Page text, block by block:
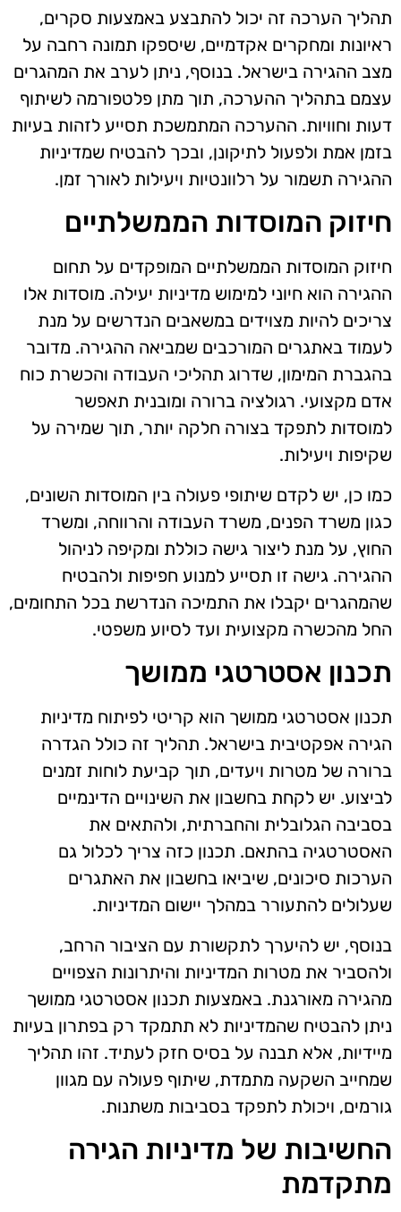
תהליך הערכה זה יכול להתבצע באמצעות סקרים,
ראיונות ומחקרים אקדמיים, שיספקו תמונה רחבה על
מצב ההגירה בישראל. בנוסף, ניתן לערב את המהגרים
עצמם בתהליך ההערכה, תוך מתן פלטפורמה לשיתוף
דעות וחוויות. ההערכה המתמשכת תסייע לזהות בעיות
בזמן אמת ולפעול לתיקונן, ובכך להבטיח שמדיניות
ההגירה תשמור על רלוונטיות ויעילות לאורך זמן.
חיזוק המוסדות הממשלתיים
חיזוק המוסדות הממשלתיים המופקדים על תחום
ההגירה הוא חיוני למימוש מדיניות יעילה. מוסדות אלו
צריכים להיות מצוידים במשאבים הנדרשים על מנת
לעמוד באתגרים המורכבים שמביאה ההגירה. מדובר
בהגברת המימון, שדרוג תהליכי העבודה והכשרת כוח
אדם מקצועי. רגולציה ברורה ומובנית תאפשר
למוסדות לתפקד בצורה חלקה יותר, תוך שמירה על
שקיפות ויעילות.
כמו כן, יש לקדם שיתופי פעולה בין המוסדות השונים,
כגון משרד הפנים, משרד העבודה והרווחה, ומשרד
החוץ, על מנת ליצור גישה כוללת ומקיפה לניהול
ההגירה. גישה זו תסייע למנוע חפיפות ולהבטיח
שהמהגרים יקבלו את התמיכה הנדרשת בכל התחומים,
החל מהכשרה מקצועית ועד לסיוע משפטי.
תכנון אסטרטגי ממושך
תכנון אסטרטגי ממושך הוא קריטי לפיתוח מדיניות
הגירה אפקטיבית בישראל. תהליך זה כולל הגדרה
ברורה של מטרות ויעדים, תוך קביעת לוחות זמנים
לביצוע. יש לקחת בחשבון את השינויים הדינמיים
בסביבה הגלובלית והחברתית, ולהתאים את
האסטרטגיה בהתאם. תכנון כזה צריך לכלול גם
הערכות סיכונים, שיביאו בחשבון את האתגרים
שעלולים להתעורר במהלך יישום המדיניות.
בנוסף, יש להיערך לתקשורת עם הציבור הרחב,
ולהסביר את מטרות המדיניות והיתרונות הצפויים
מהגירה מאורגנת. באמצעות תכנון אסטרטגי ממושך
ניתן להבטיח שהמדיניות לא תתמקד רק בפתרון בעיות
מיידיות, אלא תבנה על בסיס חזק לעתיד. זהו תהליך
שמחייב השקעה מתמדת, שיתוף פעולה עם מגוון
גורמים, ויכולת לתפקד בסביבות משתנות.
החשיבות של מדיניות הגירה
מתקדמת